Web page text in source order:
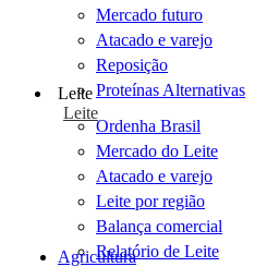
Mercado futuro
Atacado e varejo
Reposição
Proteínas Alternativas
Leite
Leite
Ordenha Brasil
Mercado do Leite
Atacado e varejo
Leite por região
Balança comercial
Relatório de Leite
Agricultura